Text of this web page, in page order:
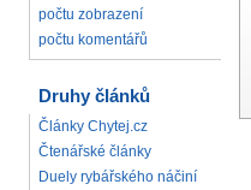
počtu zobrazení
počtu komentářů
Druhy článků
Články Chytej.cz
Čtenářské články
Duely rybářského náčiní